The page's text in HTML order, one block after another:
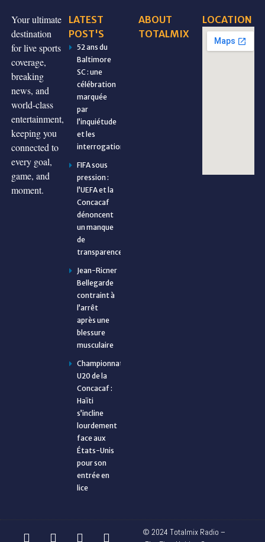
Your ultimate
destination
for live sports
coverage,
breaking
news, and
world-class
entertainment,
keeping you
connected to
every goal,
game, and
moment.
LATEST
POST'S
52 ans du
Baltimore
SC : une
célébration
marquée
par
l’inquiétude
et les
interrogations
FIFA sous
pression :
l’UEFA et la
Concacaf
dénoncent
un manque
de
transparence
Jean-Ricner
Bellegarde
contraint à
l’arrêt
après une
blessure
musculaire
Championnat
U20 de la
Concacaf :
Haïti
s’incline
lourdement
face aux
États-Unis
pour son
entrée en
lice
ABOUT
TOTALMIX
LOCATION
© 2024 Totalmix Radio –